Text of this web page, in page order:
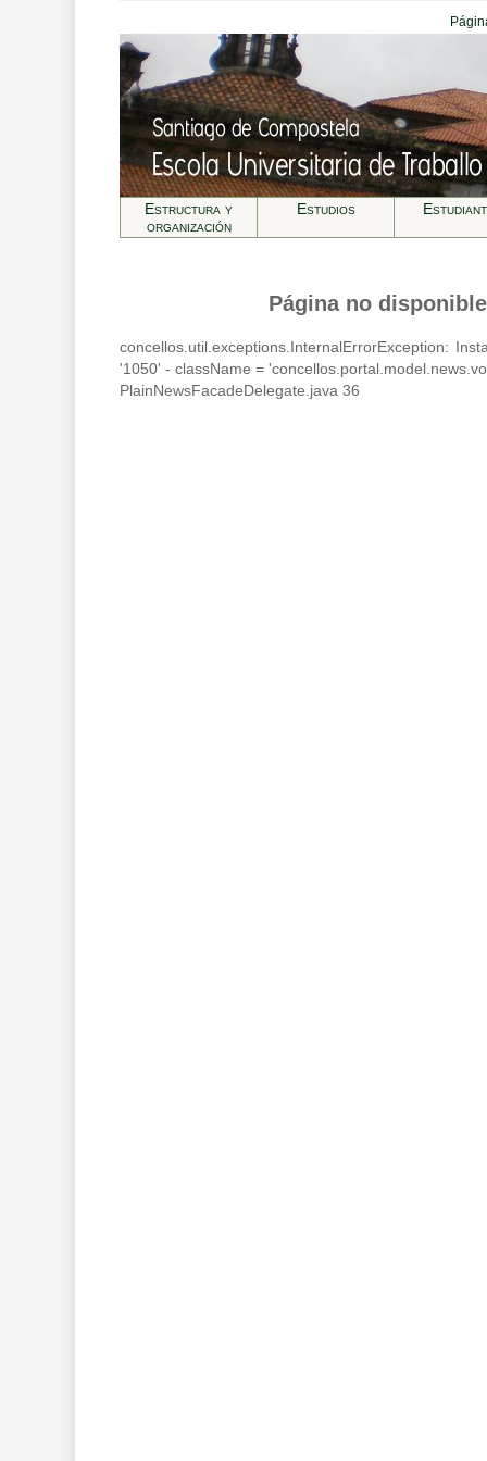
Estructura y
organización
Estudios
Página no
concellos.util.exceptions.InternalErrorException:
'1050' - className =
PlainNewsFacadeDelegate.java 36